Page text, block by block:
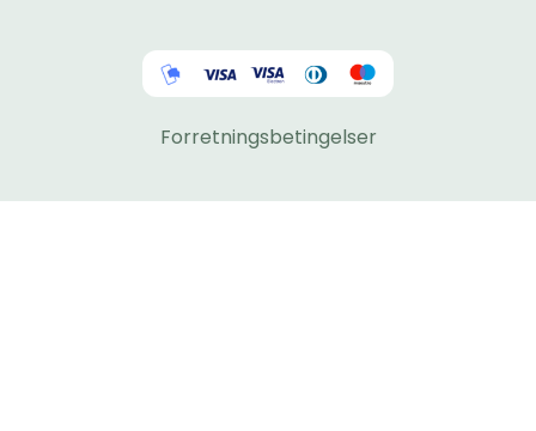
Forretningsbetingelser